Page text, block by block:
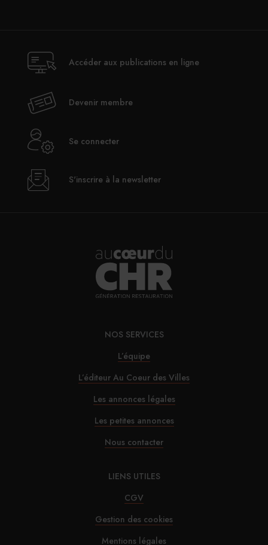
Accéder aux publications en ligne
Devenir membre
Se connecter
S'inscrire à la newsletter
NOS SERVICES
L’équipe
L’éditeur Au Coeur des Villes
Les annonces légales
Les petites annonces
Nous contacter
LIENS UTILES
CGV
Gestion des cookies
Mentions légales